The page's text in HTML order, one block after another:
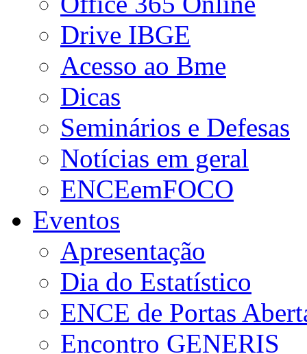
Drive IBGE
Acesso ao Bme
Dicas
Seminários e Defesas
Notícias em geral
ENCEemFOCO
Eventos
Apresentação
Dia do Estatístico
ENCE de Portas
Encontro GENERIS